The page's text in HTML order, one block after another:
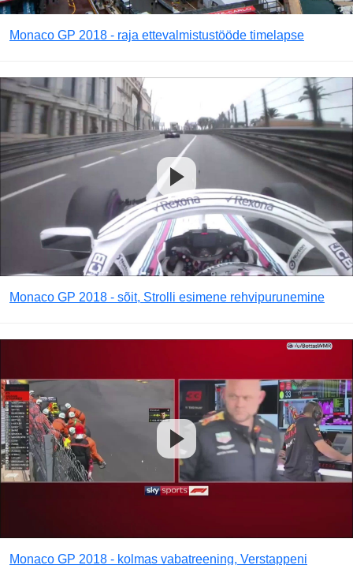
Monaco GP 2018 - raja ettevalmistustööde timelapse
Monaco GP 2018 - sõit, Strolli esimene rehvipurunemine
Monaco GP 2018 - kolmas vabatreening, Verstappeni